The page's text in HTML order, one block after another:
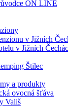
ON LINE
v Jižních
v Jižních
Štilec
a produkty
ovocná šťáva
Vališ